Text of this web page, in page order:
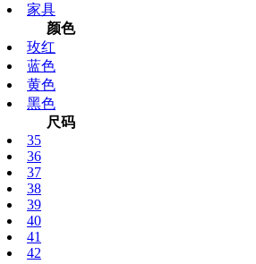
家具
颜色
玫红
蓝色
黄色
黑色
尺码
35
36
37
38
39
40
41
42